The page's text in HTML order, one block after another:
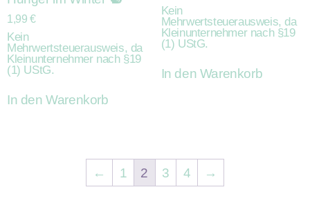
1,99 €
Kein
Mehrwertsteuerausweis, da
Kleinunternehmer nach §19
(1) UStG.
In den Warenkorb
Kein
Mehrwertsteuerausweis, da
Kleinunternehmer nach §19
(1) UStG.
In den Warenkorb
← 1 2 3 4 →